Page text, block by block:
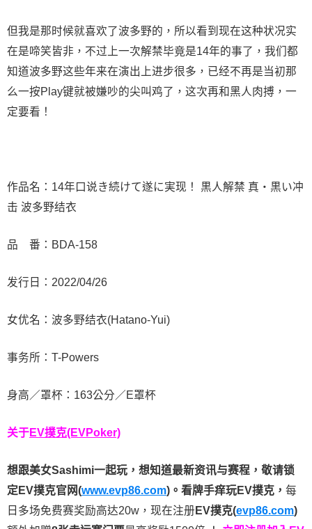
但我是那时候就喜欢了波多野的，所以看到现在这种状况实
在是啼笑皆非，不过上一次解禁毕竟是14年的事了，我们都
知道波多野这些年来在演出上进步很多，已经不再是当初那
么一按Play键就被嫌吵的尖叫鸡了，这次再和黑人肉搏，一
定要看！
作品名：14年口说き続けて遂に実现！ 黒人解禁 真・黒い冲
击 波多野结衣
品 番：BDA-158
发行日：2022/04/26
女优名：波多野结衣(Hatano-Yui)
事务所：T-Powers
身高／罩杯：163公分／E罩杯
关于EV撲克(EVPoker)
想跟美女Sashimi一起玩， 想知道最新资讯与赛程， 敬请锁
定EV撲克官网(www.evp86.com)。 看牌手痒玩EV撲克， 每
日多场免费赛奖励高达20w，现在注册 EV撲克(evp86.com)